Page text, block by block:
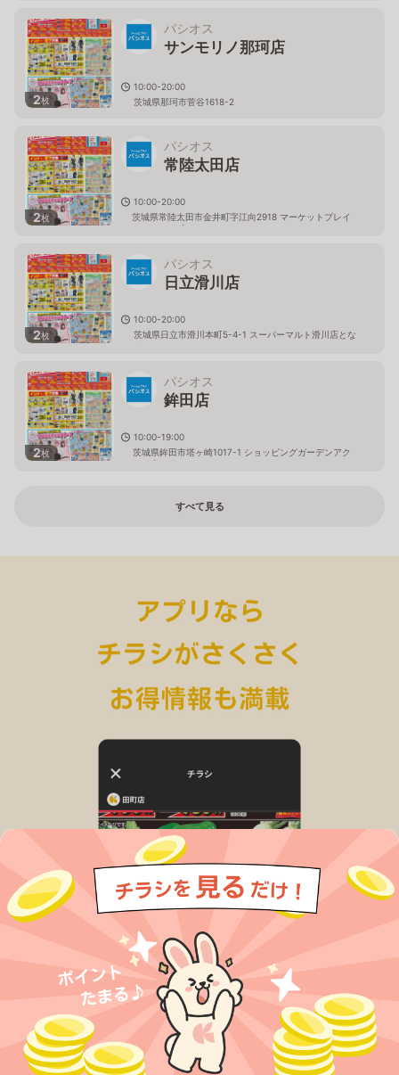
2枚
パシオス
サンモリノ那珂店
10:00-20:00
茨城県那珂市菅谷1618-2
2枚
パシオス
常陸太田店
10:00-20:00
茨城県常陸太田市金井町字江向2918 マーケットプレイ
ス フェスタ内
2枚
パシオス
日立滑川店
10:00-20:00
茨城県日立市滑川本町5-4-1 スーパーマルト滑川店とな
2枚
パシオス
鉾田店
10:00-19:00
茨城県鉾田市塔ヶ崎1017-1 ショッピングガーデンアク
ロス内
すべて見る